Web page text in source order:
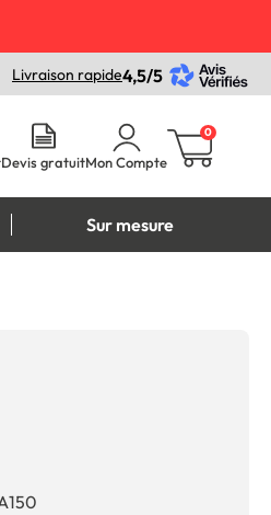
Livraison rapide4,5/5
Devis gratuitMon Compte
0
Sur mesure